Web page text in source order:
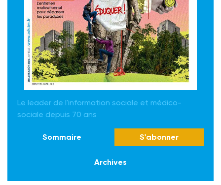
Le leader de l'information sociale et médico-
sociale depuis 70 ans
Sommaire S'abonner
Archives